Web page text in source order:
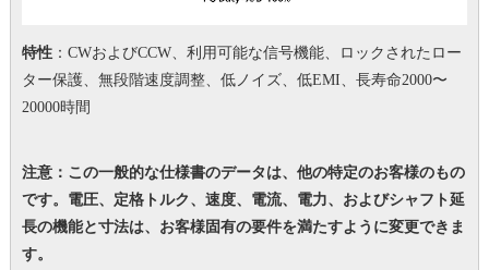
特性：CWおよびCCW、利用可能な信号機能、ロックされたロー
ター保護、無段階速度調整、低ノイズ、低EMI、長寿命2000〜
20000時間
注意：この一般的な仕様書のデータは、他の特定のお客様のもの
です。 電圧、定格トルク、速度、電流、電力、およびシャフト延
長の機能と寸法は、お客様固有の要件を満たすように変更できま
す。